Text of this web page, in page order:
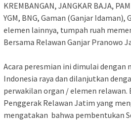
KREMBANGAN, JANGKAR BAJA,
YGM, BNG, Gaman (Ganjar Idaman),
elemen lainnya, tumpah ruah
Bersama Relawan Ganjar Pranowo
Acara peresmian ini dimulai dengan
Indonesia raya dan dilanjutkan
perwakilan organ / elemen relawan.
Penggerak Relawan Jatim yang
mengatakan bahwa pembentukan